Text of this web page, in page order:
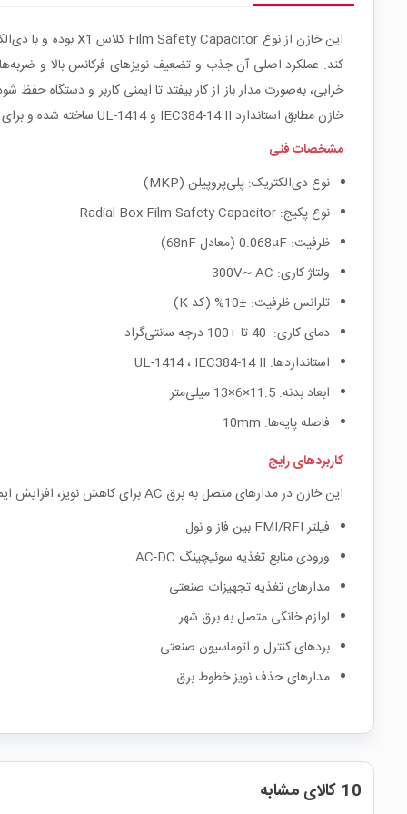
خازن مطابق استاندارد IEC384-14 II و UL-1414 ساخته شده و برای استفاده مداوم در مدارهای فیلتر EMI و منابع تغذیه AC مناسب است.
مشخصات فنی
نوع دی‌الکتریک: پلی‌پروپیلن (MKP)
نوع پکیج: Radial Box Film Safety Capacitor
ظرفیت: 0.068µF (معادل 68nF)
ولتاژ کاری: 300V~ AC
تلرانس ظرفیت: ±10% (کد K)
دمای کاری: -40 تا +100 درجه سانتی‌گراد
استانداردها: UL-1414 ، IEC384-14 II
ابعاد بدنه: 11.5×6×13 میلی‌متر
فاصله پایه‌ها: 10mm
کاربردهای رایج
این خازن در مدارهای متصل به برق AC برای کاهش نویز، افزایش ایمنی و حفاظت از تجهیزات در برابر تداخل الکترومغناطیسی استفاده می‌شود و به‌ویژه در ورودی تغذیه دستگاه‌ها نقش کلیدی دارد.
فیلتر EMI/RFI بین فاز و نول
ورودی منابع تغذیه سوئیچینگ AC-DC
مدارهای تغذیه تجهیزات صنعتی
لوازم خانگی متصل به برق شهر
بردهای کنترل و اتوماسیون صنعتی
مدارهای حذف نویز خطوط برق
10 کالای مشابه